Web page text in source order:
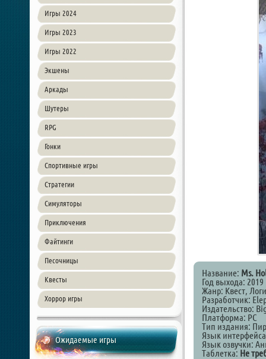
Игры 2024
Игры 2023
Игры 2022
Экшены
Аркады
Шутеры
RPG
Гонки
Спортивные игры
Стратегии
Симуляторы
Приключения
Файтинги
Песочницы
Квесты
Хоррор игры
Ожидаемые игры
Название: Ms.
Год выхода: 2019
Жанр: Квест,
Разработчик:
Издательство:
Платформа: PC
Тип издания:
Язык
Язык озвучки:
Таблетка: Не